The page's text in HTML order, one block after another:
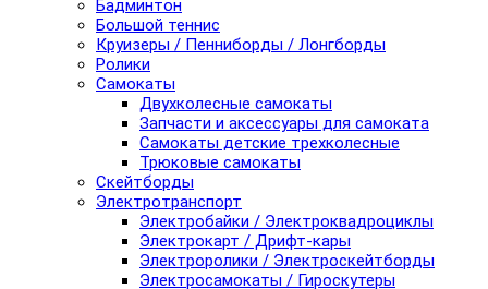
Бадминтон
Большой теннис
Круизеры / Пенниборды / Лонгборды
Ролики
Самокаты
Двухколесные самокаты
Запчасти и аксессуары для самоката
Самокаты детские трехколесные
Трюковые самокаты
Скейтборды
Электротранспорт
Электробайки / Электроквадроциклы
Электрокарт / Дрифт-кары
Электроролики / Электроскейтборды
Электросамокаты / Гироскутеры